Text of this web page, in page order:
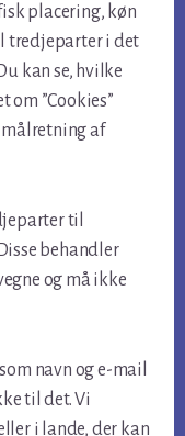
placering, køn
tredjeparter i det
kan se, hvilke
”Cookies”
målretning af
til
behandler
og må ikke
navn og e-mail
til det. Vi
i lande, der kan